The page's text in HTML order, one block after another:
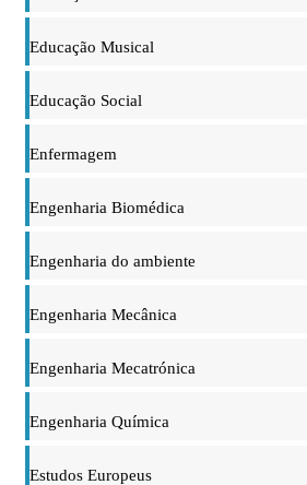
Educação Musical
Educação Social
Enfermagem
Engenharia Biomédica
Engenharia do ambiente
Engenharia Mecânica
Engenharia Mecatrónica
Engenharia Química
Estudos Europeus